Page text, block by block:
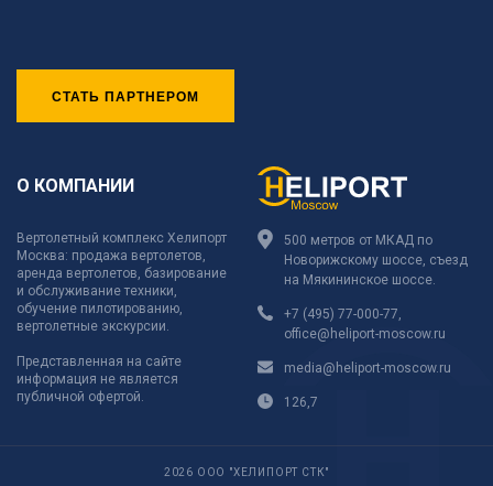
СТАТЬ ПАРТНЕРОМ
О КОМПАНИИ
Вертолетный комплекс Хелипорт
Москва: продажа вертолетов,
аренда вертолетов, базирование
и обслуживание техники,
обучение пилотированию,
вертолетные экскурсии.
Представленная на сайте
информация не является
публичной офертой.
500 метров от МКАД по
Новорижскому шоссе, съезд
на Мякининское шоссе.
+7 (495) 77-000-77
office@heliport-moscow.ru
media@heliport-moscow.ru
126,7
2026 ООО "ХЕЛИПОРТ СТК"